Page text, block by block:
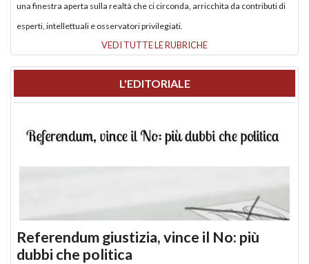
una finestra aperta sulla realtà che ci circonda, arricchita da contributi di
esperti, intellettuali e osservatori privilegiati.
VEDI TUTTE LE RUBRICHE
L'EDITORIALE
Referendum giustizia, vince il No: più
dubbi che politica